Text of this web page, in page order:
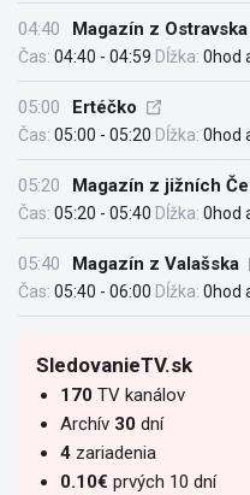
04:40 Magazín z Ostravska
Čas: 04:40 - 04:59 Dĺžka: 0hod
05:00 Ertéčko
Čas: 05:00 - 05:20 Dĺžka: 0hod
05:20 Magazín z jižních
Čas: 05:20 - 05:40 Dĺžka: 0hod
05:40 Magazín z Valašska
Čas: 05:40 - 06:00 Dĺžka: 0hod
SledovanieTV.sk
170 TV kanálov
Archív 30 dní
4 zariadenia
0.10€ prvých 10 dní